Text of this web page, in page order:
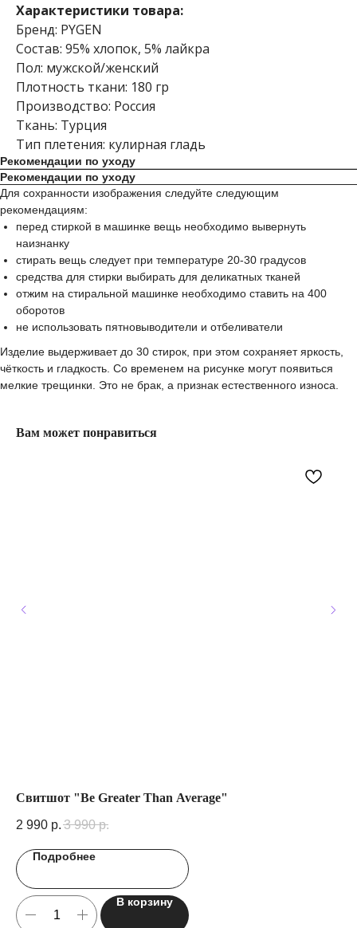
Характеристики товара:
Бренд: PYGEN
Состав: 95% хлопок, 5% лайкра
Пол: мужской/женский
Плотность ткани: 180 гр
Производство: Россия
Ткань: Турция
Тип плетения: кулирная гладь
Рекомендации по уходу
Рекомендации по уходу
Для сохранности изображения следуйте следующим
рекомендациям:
перед стиркой в машинке вещь необходимо вывернуть
наизнанку
стирать вещь следует при температуре 20-30 градусов
средства для стирки выбирать для деликатных тканей
отжим на стиральной машинке необходимо ставить на 400
оборотов
не использовать пятновыводители и отбеливатели
Изделие выдерживает до 30 стирок, при этом сохраняет яркость,
чёткость и гладкость. Со временем на рисунке могут появиться
мелкие трещинки. Это не брак, а признак естественного износа.
Вам может понравиться
Свитшот "Be Greater Than Average"
2 990 р. 3 990 р.
Подробнее
В корзину